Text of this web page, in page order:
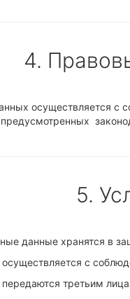
4.
осуществляется с
5.
данные хранятся в
с
третьим